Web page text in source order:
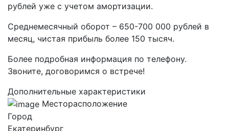
рублей уже с учетом амортизации.
Среднемесячный оборот – 650-700 000 рублей в
месяц, чистая прибыль более 150 тысяч.
Более подробная информация по телефону.
Звоните, договоримся о встрече!
Дополнительные характеристики
Месторасположение
Город
Екатеринбург